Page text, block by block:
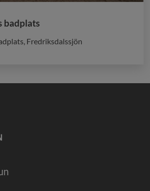
badplats
Fredriksdalssjön